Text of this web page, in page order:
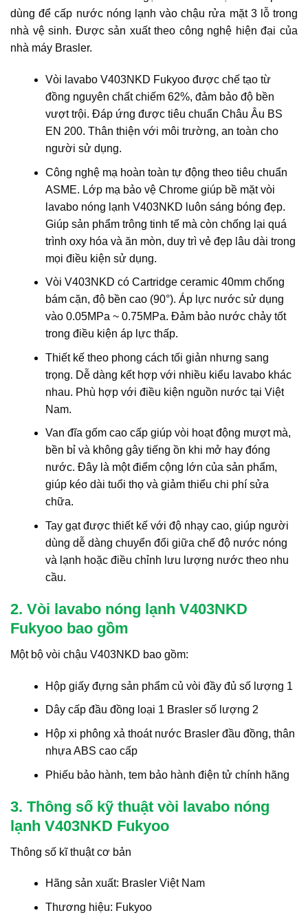
dùng để cấp nước nóng lạnh vào chậu rửa mặt 3 lỗ trong
nhà vệ sinh. Được sản xuất theo công nghệ hiện đại của
nhà máy Brasler.
Vòi lavabo V403NKD Fukyoo được chế tạo từ
đồng nguyên chất chiếm 62%, đảm bảo độ bền
vượt trội. Đáp ứng được tiêu chuẩn Châu Âu BS
EN 200. Thân thiện với môi trường, an toàn cho
người sử dụng.
Công nghệ mạ hoàn toàn tự động theo tiêu chuẩn
ASME. Lớp mạ bảo vệ Chrome giúp bề mặt vòi
lavabo nóng lạnh V403NKD luôn sáng bóng đẹp.
Giúp sản phẩm trông tinh tế mà còn chống lại quá
trình oxy hóa và ăn mòn, duy trì vẻ đẹp lâu dài trong
mọi điều kiện sử dụng.
Vòi V403NKD có Cartridge ceramic 40mm chống
bám cặn, độ bền cao (90°). Áp lực nước sử dụng
vào 0.05MPa ~ 0.75MPa. Đảm bảo nước chảy tốt
trong điều kiện áp lực thấp.
Thiết kế theo phong cách tối giản nhưng sang
trọng. Dễ dàng kết hợp với nhiều kiểu lavabo khác
nhau. Phù hợp với điều kiện nguồn nước tại Việt
Nam.
Van đĩa gốm cao cấp giúp vòi hoạt động mượt mà,
bền bỉ và không gây tiếng ồn khi mở hay đóng
nước. Đây là một điểm cộng lớn của sản phẩm,
giúp kéo dài tuổi thọ và giảm thiểu chi phí sửa
chữa.
Tay gạt được thiết kế với độ nhạy cao, giúp người
dùng dễ dàng chuyển đổi giữa chế độ nước nóng
và lạnh hoặc điều chỉnh lưu lượng nước theo nhu
cầu.
2. Vòi lavabo nóng lạnh V403NKD
Fukyoo bao gồm
Một bộ vòi chậu V403NKD bao gồm:
Hộp giấy đựng sản phẩm củ vòi đầy đủ số lượng 1
Dây cấp đầu đồng loại 1 Brasler số lượng 2
Hộp xi phông xả thoát nước Brasler đầu đồng, thân
nhựa ABS cao cấp
Phiếu bảo hành, tem bảo hành điện tử chính hãng
3. Thông số kỹ thuật vòi lavabo nóng
lạnh V403NKD Fukyoo
Thông số kĩ thuật cơ bản
Hãng sản xuất: Brasler Việt Nam
Thương hiệu: Fukyoo